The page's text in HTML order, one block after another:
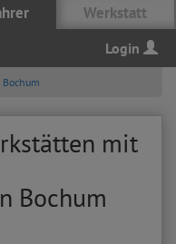
Werkstatt
Login
Bochum
mit
Bochum